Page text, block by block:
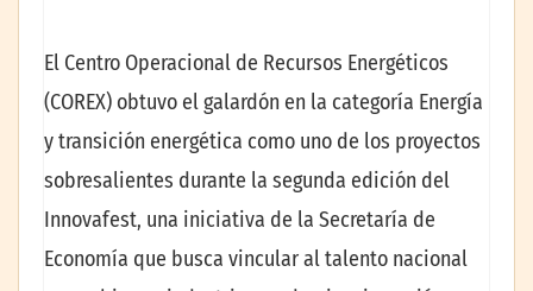
El Centro Operacional de Recursos Energéticos
(COREX) obtuvo el galardón en la categoría Energía
y transición energética como uno de los proyectos
sobresalientes durante la segunda edición del
Innovafest, una iniciativa de la Secretaría de
Economía que busca vincular al talento nacional